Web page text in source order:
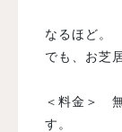
なるほど。
でも、お芝
＜料金＞
す。